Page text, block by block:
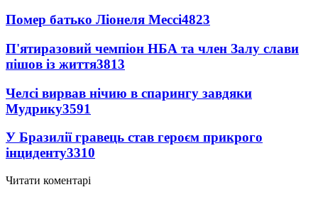
Помер батько Ліонеля Мессі4823
П'ятиразовий чемпіон НБА та член Залу слави
пішов із життя3813
Челсі вирвав нічию в спарингу завдяки
Мудрику3591
У Бразилії гравець став героєм прикрого
інциденту3310
Читати коментарі